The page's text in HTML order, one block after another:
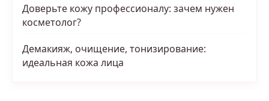
Доверьте кожу профессионалу: зачем нужен
косметолог?
Демакияж, очищение, тонизирование:
идеальная кожа лица